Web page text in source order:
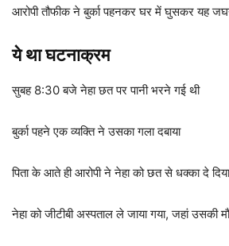
आरोपी तौफीक ने बुर्का पहनकर घर में घुसकर यह
ये था घटनाक्रम
सुबह 8:30 बजे नेहा छत पर पानी भरने गई थी
बुर्का पहने एक व्यक्ति ने उसका गला दबाया
पिता के आते ही आरोपी ने नेहा को छत से धक्का दे दिया
नेहा को जीटीबी अस्पताल ले जाया गया, जहां उसकी